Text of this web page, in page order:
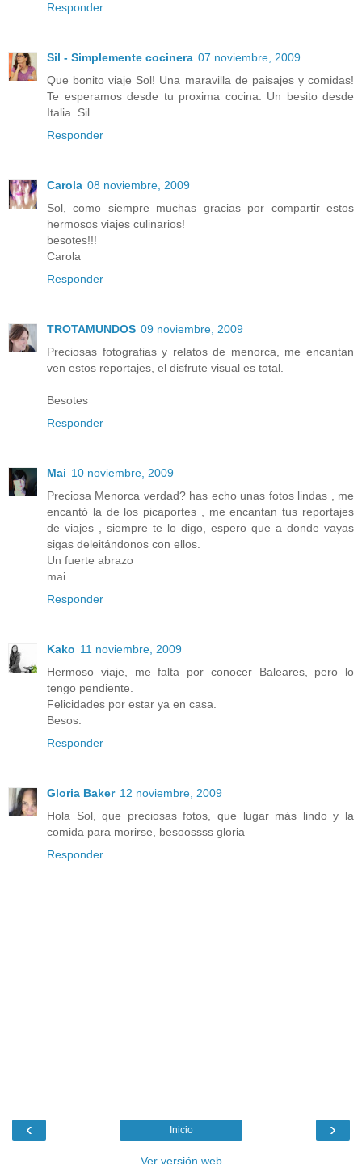
Responder
Sil - Simplemente cocinera 07 noviembre, 2009
Que bonito viaje Sol! Una maravilla de paisajes y comidas!
Te esperamos desde tu proxima cocina. Un besito desde
Italia. Sil
Responder
Carola 08 noviembre, 2009
Sol, como siempre muchas gracias por compartir estos
hermosos viajes culinarios!
besotes!!!
Carola
Responder
TROTAMUNDOS 09 noviembre, 2009
Preciosas fotografias y relatos de menorca, me encantan
ven estos reportajes, el disfrute visual es total.
Besotes
Responder
Mai 10 noviembre, 2009
Preciosa Menorca verdad? has echo unas fotos lindas , me
encantó la de los picaportes , me encantan tus reportajes
de viajes , siempre te lo digo, espero que a donde vayas
sigas deleitándonos con ellos.
Un fuerte abrazo
mai
Responder
Kako 11 noviembre, 2009
Hermoso viaje, me falta por conocer Baleares, pero lo
tengo pendiente.
Felicidades por estar ya en casa.
Besos.
Responder
Gloria Baker 12 noviembre, 2009
Hola Sol, que preciosas fotos, que lugar màs lindo y la
comida para morirse, besoossss gloria
Responder
‹ ›
Inicio
Ver versión web